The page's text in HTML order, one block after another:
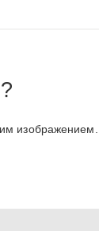
изображением.